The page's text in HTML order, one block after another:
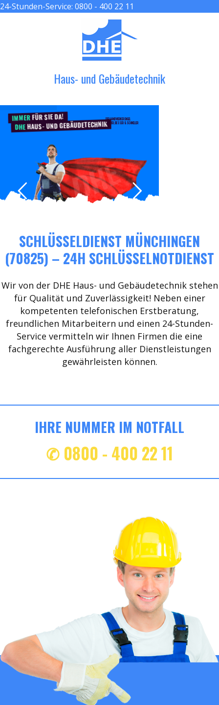
24-Stunden-Service: 0800 - 400 22 11
Haus- und Gebäudetechnik
IMMERFÜR SIE DA!
DHEHAUS- UND GEBÄUDETECHNIK
DER HANDWERKER ENGEL
GRÖßER, BESSER & SCHNELLER
SCHLÜSSELDIENST MÜNCHINGEN
(70825) – 24H SCHLÜSSELNOTDIENST
Wir von der DHE Haus- und Gebäudetechnik stehen
für Qualität und Zuverlässigkeit! Neben einer
kompetenten telefonischen Erstberatung,
freundlichen Mitarbeitern und einen 24-Stunden-
Service vermitteln wir Ihnen Firmen die eine
fachgerechte Ausführung aller Dienstleistungen
gewährleisten können.
IHRE NUMMER IM NOTFALL
✆ 0800 - 400 22 11